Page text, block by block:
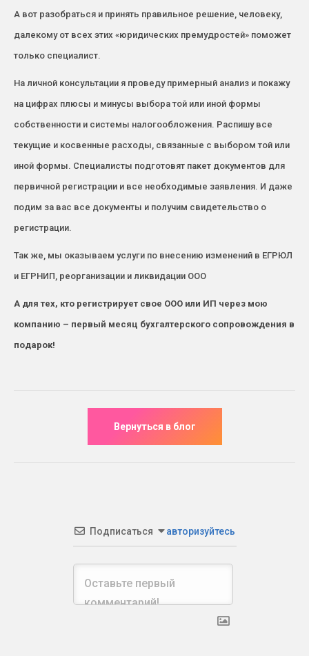
А вот разобраться и принять правильное решение, человеку,
далекому от всех этих «юридических премудростей» поможет
только специалист.
На личной консультации я проведу примерный анализ и покажу
на цифрах плюсы и минусы выбора той или иной формы
собственности и системы налогообложения. Распишу все
текущие и косвенные расходы, связанные с выбором той или
иной формы. Специалисты подготовят пакет документов для
первичной регистрации и все необходимые заявления. И даже
подим за вас все документы и получим свидетельство о
регистрации.
Так же, мы оказываем услуги по внесению изменений в ЕГРЮЛ
и ЕГРНИП, реорганизации и ликвидации ООО
А для тех, кто регистрирует свое ООО или ИП через мою
компанию – первый месяц бухгалтерского сопровождения в
подарок!
Подписаться авторизуйтесь